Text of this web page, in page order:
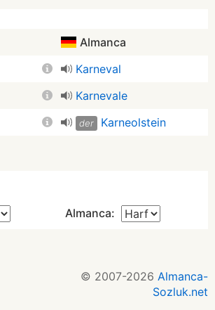
Almanca
Karneval
Karnevale
der Karneolstein
Almanca:
© 2007-2026 Almanca-
Sozluk.net